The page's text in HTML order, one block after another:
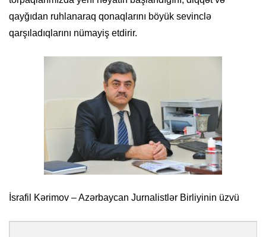
qayğıdan ruhlanaraq qonaqlarını böyük sevinclə
qarşıladıqlarını nümayiş etdirir.
İsrafil Kərimov – Azərbaycan Jurnalistlər Birliyinin üzvü